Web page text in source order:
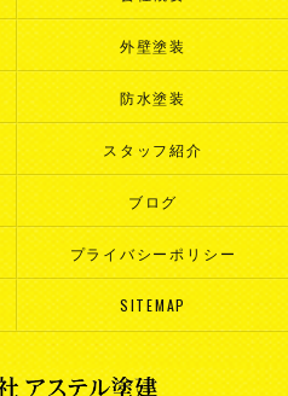
外壁塗装
防水塗装
スタッフ紹介
ブログ
プライバシーポリシー
SITEMAP